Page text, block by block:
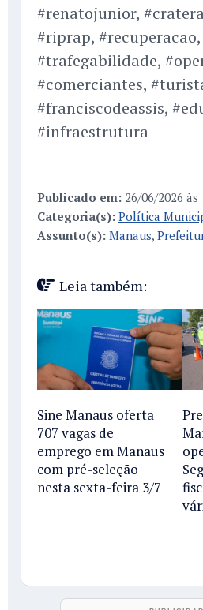
#renatojunior,
#riprap, #recuperacao,
#trafegabilidade,
#comerciantes,
#franciscodeassis,
#infraestrutura
Publicado em: 26/06/2026 às
Categoria(s): Política
Assunto(s): Manaus,
Leia também:
Sine Manaus oferta
707 vagas de
emprego em Manaus
com pré-seleção
nesta sexta-feira 3/7